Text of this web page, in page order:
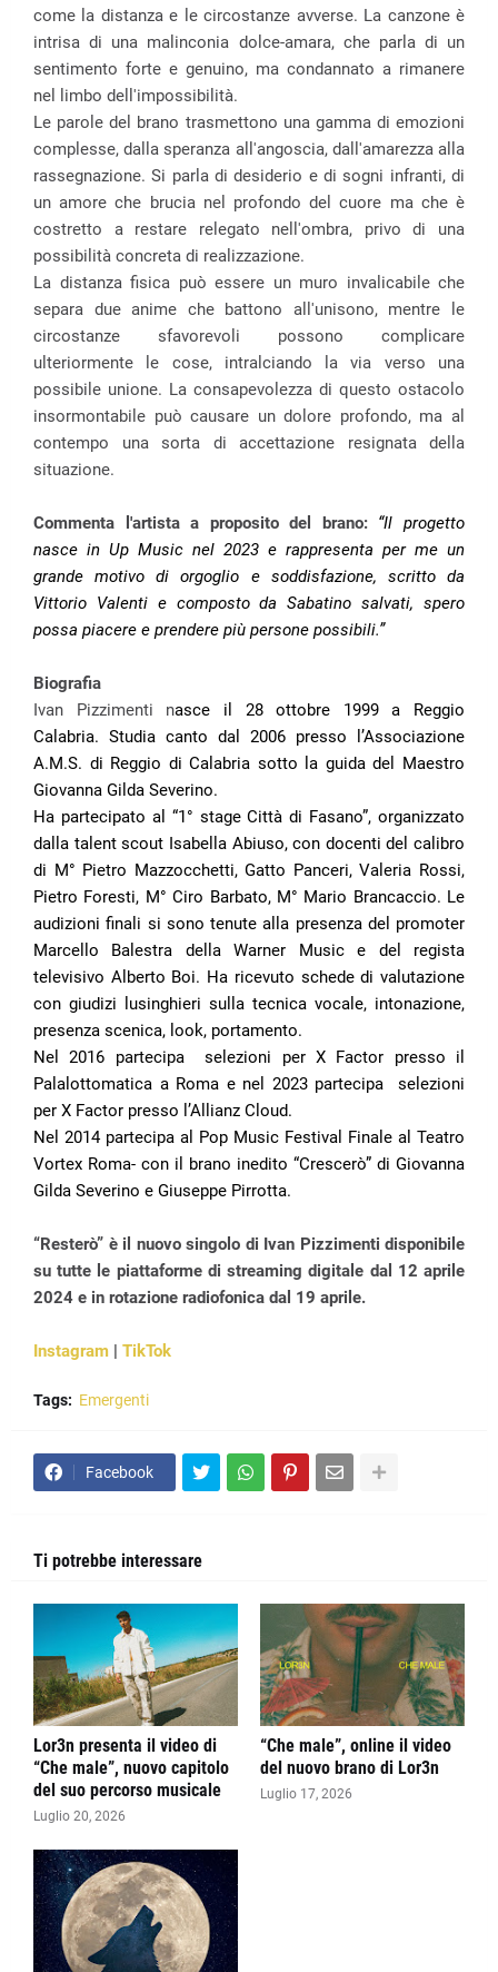
come la distanza e le circostanze avverse. La canzone è
intrisa di una malinconia dolce-amara, che parla di un
sentimento forte e genuino, ma condannato a rimanere
nel limbo dell'impossibilità.
Le parole del brano trasmettono una gamma di emozioni
complesse, dalla speranza all'angoscia, dall'amarezza alla
rassegnazione. Si parla di desiderio e di sogni infranti, di
un amore che brucia nel profondo del cuore ma che è
costretto a restare relegato nell'ombra, privo di una
possibilità concreta di realizzazione.
La distanza fisica può essere un muro invalicabile che
separa due anime che battono all'unisono, mentre le
circostanze sfavorevoli possono complicare
ulteriormente le cose, intralciando la via verso una
possibile unione. La consapevolezza di questo ostacolo
insormontabile può causare un dolore profondo, ma al
contempo una sorta di accettazione resignata della
situazione.
Commenta l'artista a proposito del brano: “Il progetto
nasce in Up Music nel 2023 e rappresenta per me un
grande motivo di orgoglio e soddisfazione, scritto da
Vittorio Valenti e composto da Sabatino salvati, spero
possa piacere e prendere più persone possibili.”
Biografia
Ivan Pizzimenti nasce il 28 ottobre 1999 a Reggio
Calabria. Studia canto dal 2006 presso l’Associazione
A.M.S. di Reggio di Calabria sotto la guida del Maestro
Giovanna Gilda Severino.
Ha partecipato al “1° stage Città di Fasano”, organizzato
dalla talent scout Isabella Abiuso, con docenti del calibro
di M° Pietro Mazzocchetti, Gatto Panceri, Valeria Rossi,
Pietro Foresti, M° Ciro Barbato, M° Mario Brancaccio. Le
audizioni finali si sono tenute alla presenza del promoter
Marcello Balestra della Warner Music e del regista
televisivo Alberto Boi. Ha ricevuto schede di valutazione
con giudizi lusinghieri sulla tecnica vocale, intonazione,
presenza scenica, look, portamento.
Nel 2016 partecipa
selezioni per X Factor presso il
Palalottomatica a Roma e nel 2023 partecipa
selezioni
per X Factor presso l’Allianz Cloud.
Nel 2014 partecipa al Pop Music Festival Finale al Teatro
Vortex Roma- con il brano inedito “Crescerò” di Giovanna
Gilda Severino e Giuseppe Pirrotta.
“Resterò” è il nuovo singolo di Ivan Pizzimenti disponibile
su tutte le piattaforme di streaming digitale dal 12 aprile
2024 e in rotazione radiofonica dal 19 aprile.
Instagram | TikTok
Tags: Emergenti
Facebook
Ti potrebbe interessare
Lor3n presenta il video di
“Che male”, nuovo capitolo
del suo percorso musicale
Luglio 20, 2026
“Che male”, online il video
del nuovo brano di Lor3n
Luglio 17, 2026